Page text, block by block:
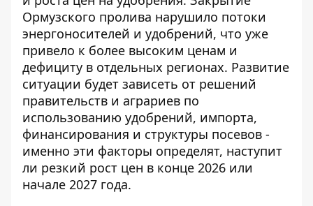
Ормузского пролива нарушило потоки
энергоносителей и удобрений, что уже
привело к более высоким ценам и
дефициту в отдельных регионах. Развитие
ситуации будет зависеть от решений
правительств и аграриев по
использованию удобрений, импорта,
финансирования и структуры посевов -
именно эти факторы определят, наступит
ли резкий рост цен в конце 2026 или
начале 2027 года.